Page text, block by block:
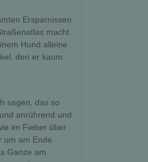
Ersparnissen
macht
Hund alleine
den er kaum
sagen, das so
anrührend und
im Fieber über
um am Ende
Ganze am